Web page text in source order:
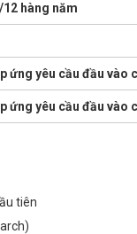
12 hàng năm
ứng yêu cầu đầu vào
ứng yêu cầu đầu vào
tiên